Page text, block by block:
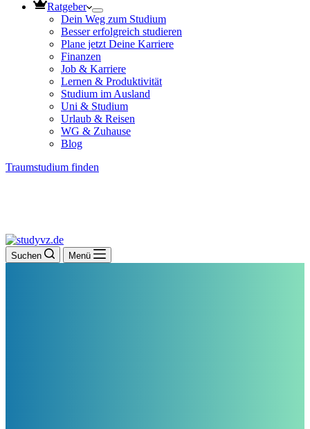
Ratgeber
Dein Weg zum Studium
Besser erfolgreich studieren
Plane jetzt Deine Karriere
Finanzen
Job & Karriere
Lernen & Produktivität
Studium im Ausland
Uni & Studium
Urlaub & Reisen
WG & Zuhause
Blog
Traumstudium finden
Suchen Menü